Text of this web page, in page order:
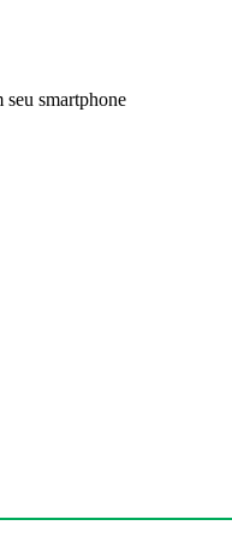
smartphone